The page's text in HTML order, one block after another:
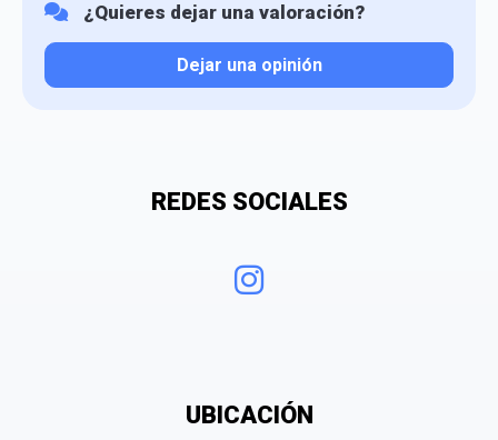
¿Quieres dejar una valoración?
Dejar una opinión
REDES SOCIALES
UBICACIÓN